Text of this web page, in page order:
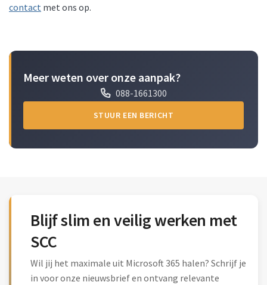
contact met ons op.
Meer weten over onze aanpak?
088-1661300
STUUR EEN BERICHT
Blijf slim en veilig werken met
SCC
Wil jij het maximale uit Microsoft 365 halen? Schrijf je
in voor onze nieuwsbrief en ontvang relevante